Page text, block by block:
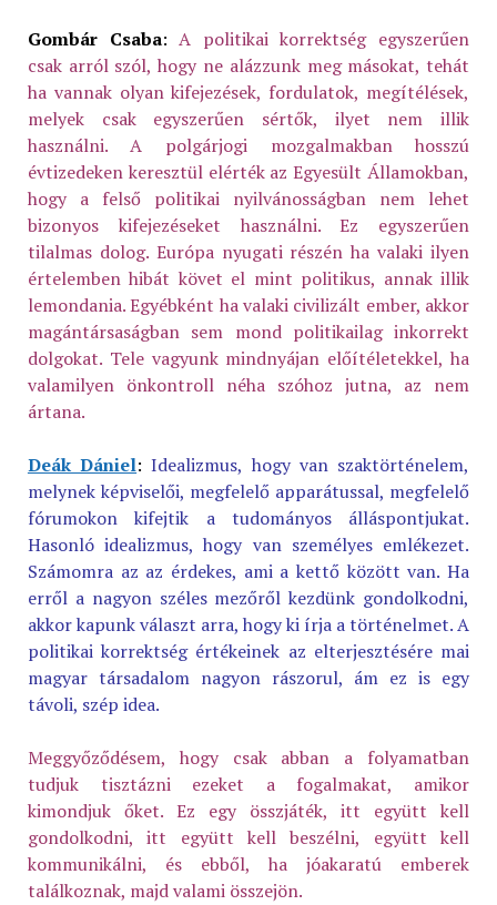
Gombár Csaba:A politikai korrektség egyszerűen
csak arról szól, hogy ne alázzunk meg másokat, tehát
ha vannak olyan kifejezések, fordulatok, megítélések,
melyek csak egyszerűen sértők, ilyet nem illik
használni. A polgárjogi mozgalmakban hosszú
évtizedeken keresztül elérték az Egyesült Államokban,
hogy a felső politikai nyilvánosságban nem lehet
bizonyos kifejezéseket használni. Ez egyszerűen
tilalmas dolog. Európa nyugati részén ha valaki ilyen
értelemben hibát követ el mint politikus, annak illik
lemondania. Egyébként ha valaki civilizált ember, akkor
magántársaságban sem mond politikailag inkorrekt
dolgokat. Tele vagyunk mindnyájan előítéletekkel, ha
valamilyen önkontroll néha szóhoz jutna, az nem
ártana.
Deák Dániel:Idealizmus, hogy van szaktörténelem,
melynek képviselői, megfelelő apparátussal, megfelelő
fórumokon kifejtik a tudományos álláspontjukat.
Hasonló idealizmus, hogy van személyes emlékezet.
Számomra az az érdekes, ami a kettő között van. Ha
erről a nagyon széles mezőről kezdünk gondolkodni,
akkor kapunk választ arra, hogy ki írja a történelmet. A
politikai korrektség értékeinek az elterjesztésére mai
magyar társadalom nagyon rászorul, ám ez is egy
távoli, szép idea.
Meggyőződésem, hogy csak abban a folyamatban
tudjuk tisztázni ezeket a fogalmakat, amikor
kimondjuk őket. Ez egy összjáték, itt együtt kell
gondolkodni, itt együtt kell beszélni, együtt kell
kommunikálni, és ebből, ha jóakaratú emberek
találkoznak, majd valami összejön.